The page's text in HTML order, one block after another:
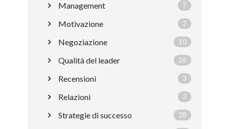
Management 7
Motivazione 2
Negoziazione 10
Qualità del leader 26
Recensioni 3
Relazioni 3
Strategie di successo 28